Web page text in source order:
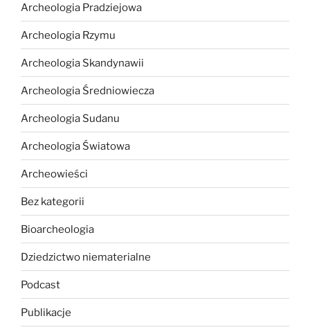
Archeologia Pradziejowa
Archeologia Rzymu
Archeologia Skandynawii
Archeologia Średniowiecza
Archeologia Sudanu
Archeologia Światowa
Archeowieści
Bez kategorii
Bioarcheologia
Dziedzictwo niematerialne
Podcast
Publikacje